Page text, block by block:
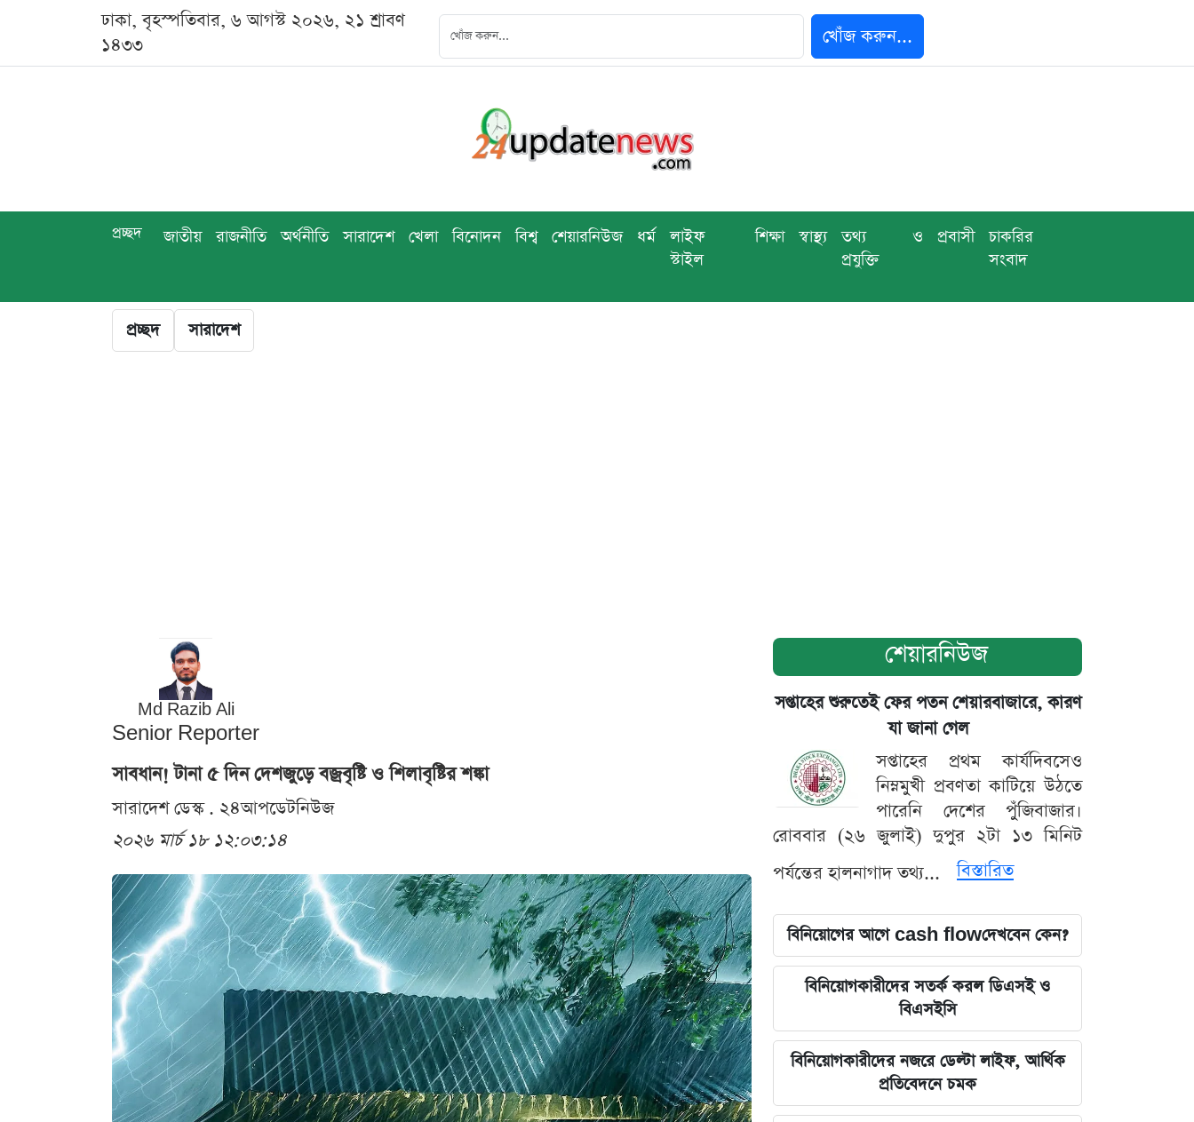
ঢাকা, বৃহস্পতিবার, ৬ আগস্ট ২০২৬, ২১ শ্রাবণ
১৪৩৩
খোঁজ করুন...
প্রচ্ছদ জাতীয় রাজনীতি অর্থনীতি সারাদেশ খেলা বিনোদন বিশ্ব শেয়ারনিউজ ধর্ম
লাইফ
স্টাইল
শিক্ষা স্বাস্থ্য
তথ্য ও
প্রযুক্তি
প্রবাসী
চাকরির
সংবাদ
প্রচ্ছদ সারাদেশ
Md Razib Ali
Senior Reporter
সাবধান! টানা ৫ দিন দেশজুড়ে বজ্রবৃষ্টি ও শিলাবৃষ্টির শঙ্কা
সারাদেশ ডেস্ক . ২৪আপডেটনিউজ
২০২৬ মার্চ ১৮ ১২:০৩:১৪
শেয়ারনিউজ
সপ্তাহের শুরুতেই ফের পতন শেয়ারবাজারে, কারণ
যা জানা গেল
সপ্তাহের প্রথম কার্যদিবসেও
নিম্নমুখী প্রবণতা কাটিয়ে উঠতে
পারেনি দেশের পুঁজিবাজার।
রোববার (২৬ জুলাই) দুপুর ২টা ১৩ মিনিট
পর্যন্তের হালনাগাদ তথ্য...
বিস্তারিত
বিনিয়োগের আগে cash flowদেখবেন কেন?
বিনিয়োগকারীদের সতর্ক করল ডিএসই ও
বিএসইসি
বিনিয়োগকারীদের নজরে ডেল্টা লাইফ, আর্থিক
প্রতিবেদনে চমক